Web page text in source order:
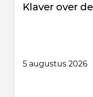
Klaver over
5 augustus 2026